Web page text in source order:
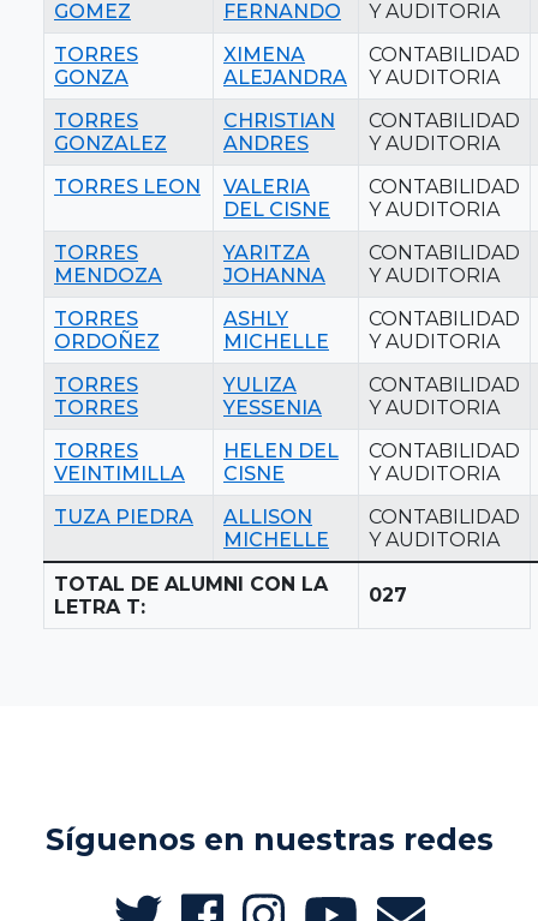
GOMEZ
FERNANDO
Y AUDITORIA
TORRES
GONZA
XIMENA
ALEJANDRA
CONTABILIDAD
Y AUDITORIA
TORRES
GONZALEZ
CHRISTIAN
ANDRES
CONTABILIDAD
Y AUDITORIA
TORRES LEON
VALERIA
DEL CISNE
CONTABILIDAD
Y AUDITORIA
TORRES
MENDOZA
YARITZA
JOHANNA
CONTABILIDAD
Y AUDITORIA
TORRES
ORDOÑEZ
ASHLY
MICHELLE
CONTABILIDAD
Y AUDITORIA
TORRES
TORRES
YULIZA
YESSENIA
CONTABILIDAD
Y AUDITORIA
TORRES
VEINTIMILLA
HELEN DEL
CISNE
CONTABILIDAD
Y AUDITORIA
TUZA PIEDRA
ALLISON
MICHELLE
CONTABILIDAD
Y AUDITORIA
TOTAL DE ALUMNI CON LA
LETRA T:
027
Síguenos en nuestras redes